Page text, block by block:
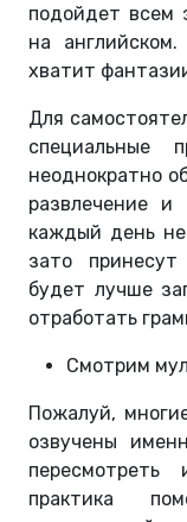
подойдет всем
на
хватит
Для
специальные
неоднократно
развлечение
каждый день
зато
будет лучше
отработать
Смотрим
Пожалуй,
озвучены
практика